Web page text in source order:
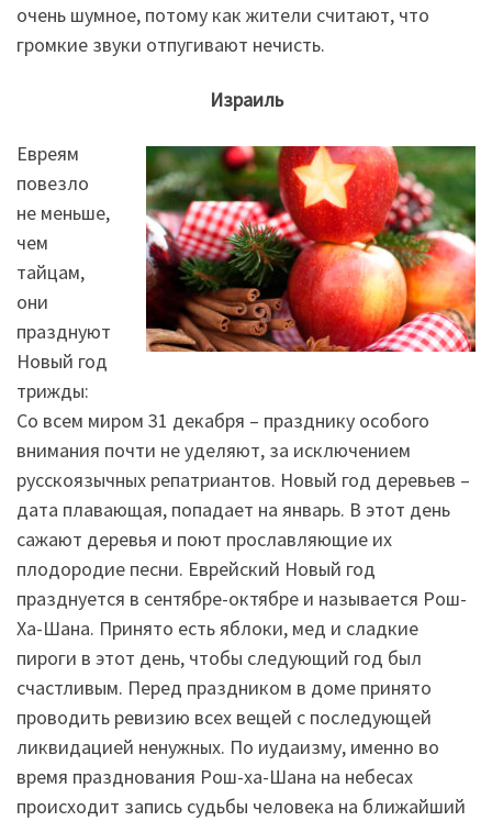
очень шумное, потому как жители считают, что
громкие звуки отпугивают нечисть.
Израиль
Евреям
повезло
не меньше,
чем
тайцам,
они
празднуют
Новый год
трижды:
Со всем миром 31 декабря – празднику особого
внимания почти не уделяют, за исключением
русскоязычных репатриантов. Новый год деревьев –
дата плавающая, попадает на январь. В этот день
сажают деревья и поют прославляющие их
плодородие песни. Еврейский Новый год
празднуется в сентябре-октябре и называется Рош-
Ха-Шана. Принято есть яблоки, мед и сладкие
пироги в этот день, чтобы следующий год был
счастливым. Перед праздником в доме принято
проводить ревизию всех вещей с последующей
ликвидацией ненужных. По иудаизму, именно во
время празднования Рош-ха-Шана на небесах
происходит запись судьбы человека на ближайший